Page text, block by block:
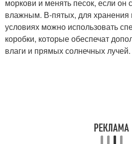
моркови и менять песок, если он
влажным. В-пятых, для
условиях можно использовать
коробки, которые обеспечат
влаги и прямых солнечных лучей.